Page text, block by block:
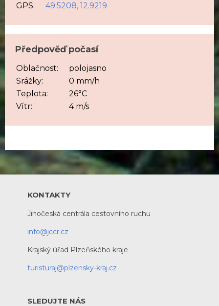
GPS:
49.5208, 12.9219
Předpověď počasí
Oblačnost:
polojasno
Srážky:
0 mm/h
Teplota:
26°C
Vítr:
4 m/s
KONTAKTY
Jihočeská centrála cestovního ruchu
info@jccr.cz
Krajský úřad Plzeňského kraje
turisturaj@plzensky-kraj.cz
SLEDUJTE NÁS